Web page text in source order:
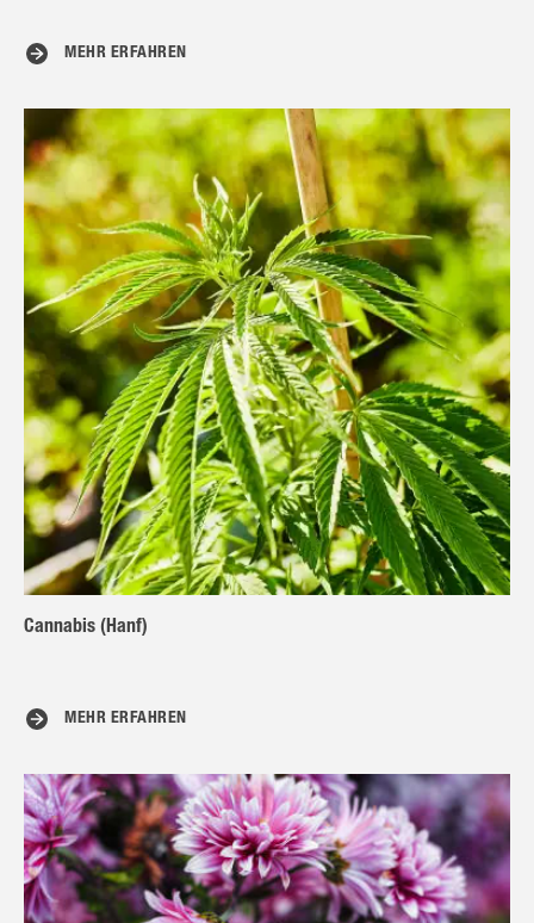
MEHR ERFAHREN
Cannabis (Hanf)
MEHR ERFAHREN